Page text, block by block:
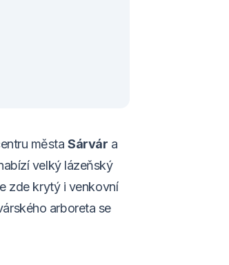
městaSárvár a
velký lázeňský
zde krytý i venkovní
arboreta se